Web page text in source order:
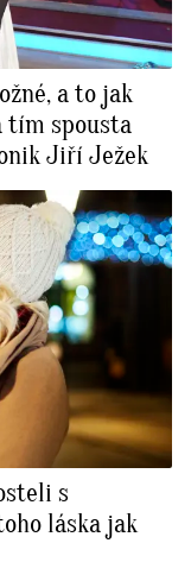
a to jak
tím spousta
Jiří Ježek
s
láska jak